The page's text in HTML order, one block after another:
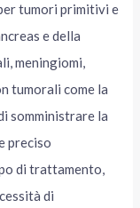
tumori primitivi e
e della
meningiomi,
tumorali come la
somministrare la
preciso
di trattamento,
di